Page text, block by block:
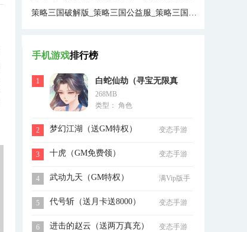
策略三国破解版_策略三国公益服_策略三国无限元宝
手机游戏排行榜
1
白蛇仙劫（寻宝无限真
充）
268MB
类型： 角色
2 梦幻江湖（送GM特权） 变态手游
3 十虎（GM免费领） 变态手游
4 武动九天（GM特权）
满Vip版手
5
代号斩（送月卡送8000） 变态手游
6 进击的赵云（送两万真充） 变态手游